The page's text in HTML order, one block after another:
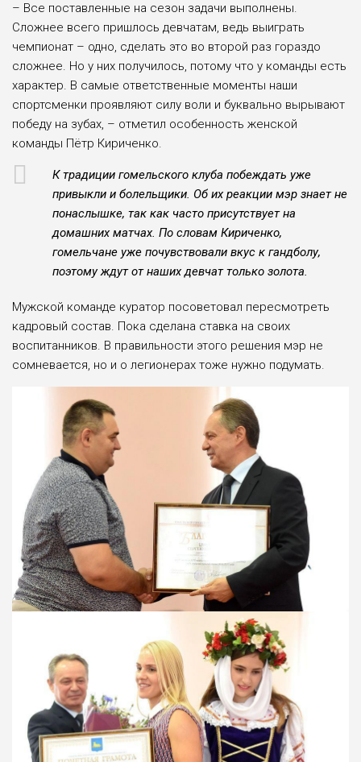
– Все поставленные на сезон задачи выполнены.
Сложнее всего пришлось девчатам, ведь выиграть
чемпионат – одно, сделать это во второй раз гораздо
сложнее. Но у них получилось, потому что у команды есть
характер. В самые ответственные моменты наши
спортсменки проявляют силу воли и буквально вырывают
победу на зубах, – отметил особенность женской
команды Пётр Кириченко.
К традиции гомельского клуба побеждать уже
привыкли и болельщики. Об их реакции мэр знает не
понаслышке, так как часто присутствует на
домашних матчах. По словам Кириченко,
гомельчане уже почувствовали вкус к гандболу,
поэтому ждут от наших девчат только золота.
Мужской команде куратор посоветовал пересмотреть
кадровый состав. Пока сделана ставка на своих
воспитанников. В правильности этого решения мэр не
сомневается, но и о легионерах тоже нужно подумать.